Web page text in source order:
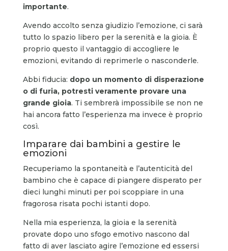
importante.
Avendo accolto senza giudizio l’emozione, ci sarà
tutto lo spazio libero per la serenità e la gioia. È
proprio questo il vantaggio di accogliere le
emozioni, evitando di reprimerle o nasconderle.
Abbi fiducia: dopo un momento di disperazione
o di furia, potresti veramente provare una
grande gioia. Ti sembrerà impossibile se non ne
hai ancora fatto l’esperienza ma invece è proprio
così.
Imparare dai bambini a gestire le
emozioni
Recuperiamo la spontaneità e l’autenticità del
bambino che è capace di piangere disperato per
dieci lunghi minuti per poi scoppiare in una
fragorosa risata pochi istanti dopo.
Nella mia esperienza, la gioia e la serenità
provate dopo uno sfogo emotivo nascono dal
fatto di aver lasciato agire l’emozione ed essersi